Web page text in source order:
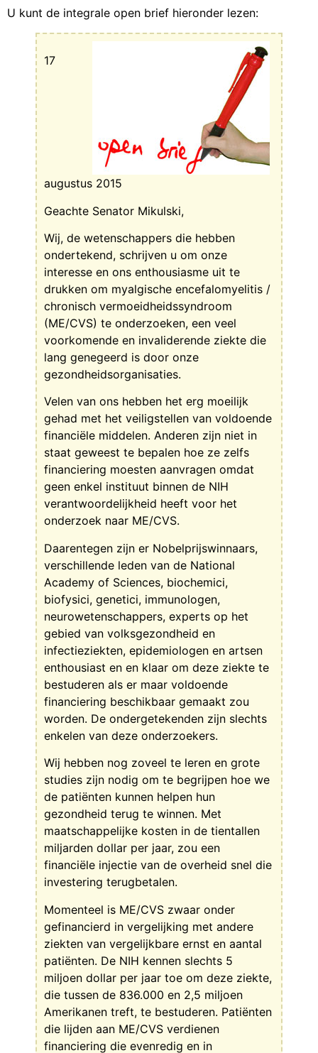
U kunt de integrale open brief hieronder lezen:
17
augustus 2015
Geachte Senator Mikulski,
Wij, de wetenschappers die hebben
ondertekend, schrijven u om onze
interesse en ons enthousiasme uit te
drukken om myalgische encefalomyelitis /
chronisch vermoeidheidssyndroom
(ME/CVS) te onderzoeken, een veel
voorkomende en invaliderende ziekte die
lang genegeerd is door onze
gezondheidsorganisaties.
Velen van ons hebben het erg moeilijk
gehad met het veiligstellen van voldoende
financiële middelen. Anderen zijn niet in
staat geweest te bepalen hoe ze zelfs
financiering moesten aanvragen omdat
geen enkel instituut binnen de NIH
verantwoordelijkheid heeft voor het
onderzoek naar ME/CVS.
Daarentegen zijn er Nobelprijswinnaars,
verschillende leden van de National
Academy of Sciences, biochemici,
biofysici, genetici, immunologen,
neurowetenschappers, experts op het
gebied van volksgezondheid en
infectieziekten, epidemiologen en artsen
enthousiast en en klaar om deze ziekte te
bestuderen als er maar voldoende
financiering beschikbaar gemaakt zou
worden. De ondergetekenden zijn slechts
enkelen van deze onderzoekers.
Wij hebben nog zoveel te leren en grote
studies zijn nodig om te begrijpen hoe we
de patiënten kunnen helpen hun
gezondheid terug te winnen. Met
maatschappelijke kosten in de tientallen
miljarden dollar per jaar, zou een
financiële injectie van de overheid snel die
investering terugbetalen.
Momenteel is ME/CVS zwaar onder
gefinancierd in vergelijking met andere
ziekten van vergelijkbare ernst en aantal
patiënten. De NIH kennen slechts 5
miljoen dollar per jaar toe om deze ziekte,
die tussen de 836.000 en 2,5 miljoen
Amerikanen treft, te bestuderen. Patiënten
die lijden aan ME/CVS verdienen
financiering die evenredig en in